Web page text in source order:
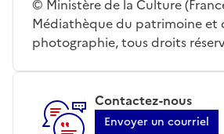
© Ministère de la Culture
Médiathèque du patrimoine et
photographie, tous droits
Contactez-nous
Envoyer un courriel